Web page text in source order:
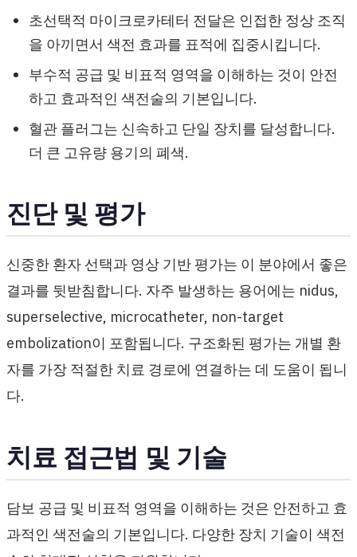
초선택적 마이크로카테터 전달은 인접한 정상 조직
을 아끼면서 색전 효과를 표적에 집중시킵니다.
부수적 공급 및 비표적 영역을 이해하는 것이 안전
하고 효과적인 색전술의 기본입니다.
혈관 플러그는 신속하고 단일 장치를 달성합니다.
더 큰 고유량 용기의 폐색.
진단 및 평가
신중한 환자 선택과 영상 기반 평가는 이 분야에서 좋은
결과를 뒷받침합니다. 자주 발생하는 용어에는 nidus,
superselective, microcatheter, non-target
embolization이 포함됩니다. 구조화된 평가는 개별 환
자를 가장 적절한 치료 경로에 연결하는 데 도움이 됩니
다.
치료 접근법 및 기술
담보 공급 및 비표적 영역을 이해하는 것은 안전하고 효
과적인 색전술의 기본입니다. 다양한 장치 기술이 색전